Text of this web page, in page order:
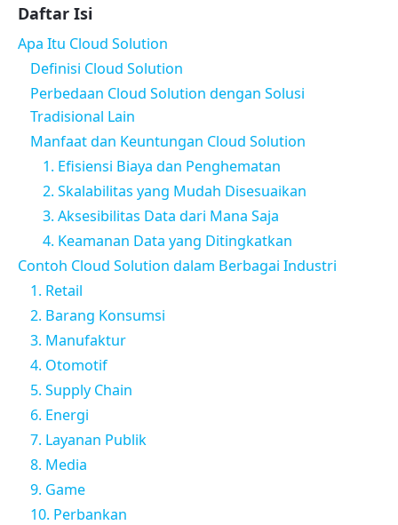
Daftar Isi
Apa Itu Cloud Solution
Definisi Cloud Solution
Perbedaan Cloud Solution dengan Solusi
Tradisional Lain
Manfaat dan Keuntungan Cloud Solution
1. Efisiensi Biaya dan Penghematan
2. Skalabilitas yang Mudah Disesuaikan
3. Aksesibilitas Data dari Mana Saja
4. Keamanan Data yang Ditingkatkan
Contoh Cloud Solution dalam Berbagai Industri
1. Retail
2. Barang Konsumsi
3. Manufaktur
4. Otomotif
5. Supply Chain
6. Energi
7. Layanan Publik
8. Media
9. Game
10. Perbankan